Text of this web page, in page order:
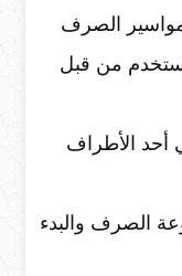
مواسير الصرف
من قبل
أحد الأطراف
الصرف والبدء